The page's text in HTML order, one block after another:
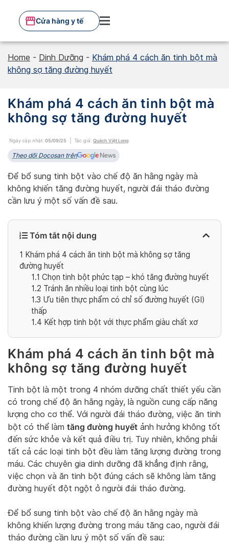
content
Cửa hàng y tế
Home - Dinh Dưỡng - Khám phá 4 cách ăn tinh bột mà
không sợ tăng đường huyết
Khám phá 4 cách ăn tinh bột mà
không sợ tăng đường huyết
Ngày cập nhật: 05/09/25 Tác giả: Quách Việt Long
Theo dõi Docosan trên
Để bổ sung tinh bột vào chế độ ăn hằng ngày mà
không khiến tăng đường huyết, người đái tháo đường
cần lưu ý một số vấn đề sau.
Tóm tắt nội dung
1 Khám phá 4 cách ăn tinh bột mà không sợ tăng
đường huyết
1.1 Chọn tinh bột phức tạp – khó tăng đường huyết
1.2 Tránh ăn nhiều loại tinh bột cùng lúc
1.3 Ưu tiên thực phẩm có chỉ số đường huyết (GI)
thấp
1.4 Kết hợp tinh bột với thực phẩm giàu chất xơ
Khám phá 4 cách ăn tinh bột mà
không sợ tăng đường huyết
Tinh bột là một trong 4 nhóm dưỡng chất thiết yếu cần
có trong chế độ ăn hằng ngày, là nguồn cung cấp năng
lượng cho cơ thể. Với người đái tháo đường, việc ăn tinh
bột có thể làm tăng đường huyết ảnh hưởng không tốt
đến sức khỏe và kết quả điều trị. Tuy nhiên, không phải
tất cả các loại tinh bột đều làm tăng lượng đường trong
máu. Các chuyên gia dinh dưỡng đã khẳng định rằng,
việc chọn và ăn tinh bột đúng cách sẽ không làm tăng
đường huyết đột ngột ở người đái tháo đường.
Để bổ sung tinh bột vào chế độ ăn hằng ngày mà
không khiến lượng đường trong máu tăng cao, người đái
tháo đường cần lưu ý một số vấn đề sau: